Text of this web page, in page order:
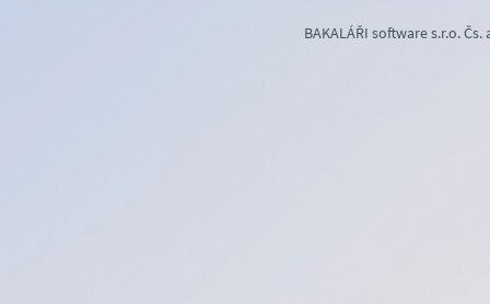
BAKALÁŘI software s.r.o.Čs.